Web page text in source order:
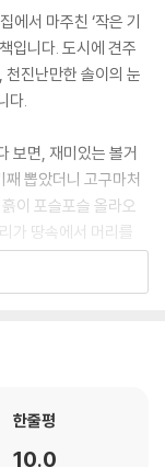
통으로 맞혔습니다.
풀빛 구슬처럼 생긴
와삭와삭 씹어 삼키
뜨기! 이런 건 너나 먹
니다. 그런데 할머니
깊은 아이라나요. 엄
상구는 우는소리 한
에 목걸이 하나가 놓
시 상구?
끼줄로 호박 덩굴 때
을 알아듣고 암꽃을
에서 마주친 ‘작은 기
입니다. 도시에 견주
천진난만한 솔이의 눈
다.
보면, 재미있는 볼거
뽑았더니 고구마처
이 포슬포슬 올라오
가 땅속에서 머리를
은 또 어떻습니까. 어
루에 놓고 가더니만,
가 시골에 가자고 할
한줄평
10.0